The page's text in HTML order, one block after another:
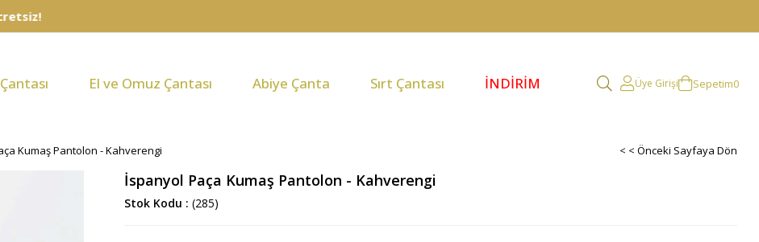
El ve Omuz Çantası Abiye Çanta Sırt Çantası İNDİRİM Üye Girişi Sepetim0
Kumaş Pantolon - Kahverengi < < Önceki Sayfaya Dön
İspanyol Paça Kumaş Pantolon - Kahverengi
Stok Kodu (285)